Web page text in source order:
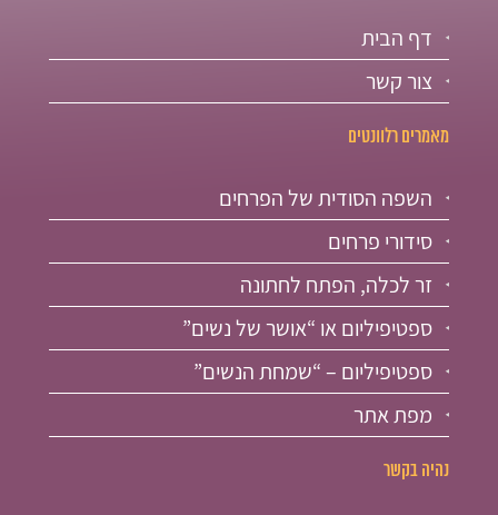
דף הבית
צור קשר
מאמרים רלוונטים
השפה הסודית של הפרחים
סידורי פרחים
זר לכלה, הפתח לחתונה
ספטיפיליום או “אושר של נשים”
ספטיפיליום – “שמחת הנשים”
מפת אתר
נהיה בקשר